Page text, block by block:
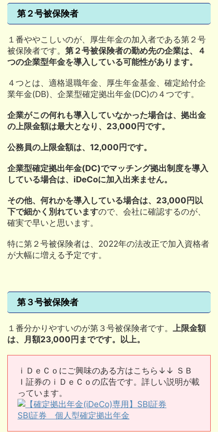
第２号被保険者
１番ややこしいのが、厚生年金の加入者である第２号
被保険者です。 第２号被保険者の勤め先の企業は、４
つの企業型年金を導入している可能性があります。
４つとは、適格退職年金、厚生年金基金、確定給付企
業年金(DB)、企業型確定拠出年金(DC)の４つです。
企業がこの何れも導入していなかった場合は、拠出金
の上限金額は最大となり、23,000円です。
公務員の上限金額は、12,000円です。
企業型確定拠出年金(DC)でマッチング拠出制度を導入
している場合は、iDeCoに加入出来ません。
その他、何れかを導入している場合は、23,000円以
下で細かく別れていますので、会社に確認するのが、
確実で早いと思います。
特に第２号被保険者は、2022年の法改正で加入資格者
が大幅に増える予定です。
第３号被保険者
１番分かりやすいのが第３号被保険者です。 上限金額
は、月額23,000円までです。以上。
ｉＤｅＣｏにご興味のある方はこちら↓↓ ＳＢ
Ｉ証券のｉＤｅＣｏの広告です。詳しい説明が載
っています。
SBI証券 個人型確定拠出年金